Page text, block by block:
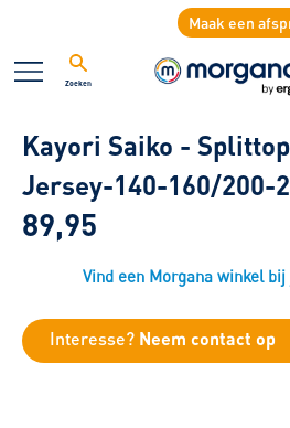
Maak een
Zoeken
Kayori Saiko -
Jersey-140-160/200-
89,95
Vind een Morgana winkel
Interesse? Neem contact op